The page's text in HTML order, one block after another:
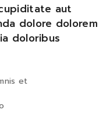
aut
dolore dolorem
doloribus
et